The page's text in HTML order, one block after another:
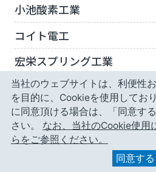
小池酸素工業
コイト電工
宏栄スプリング工業
工機ホールディングスジャ
弘進ゴム
神津精機
当社のウェブサイトは、利便性
を目的に、Cookieを使用しており
に同意頂ける場合は、「同意す
さい。
なお、当社のCookie使用
らをご参照ください。
同意する